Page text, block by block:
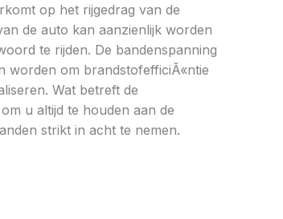
op het rijgedrag van de
de auto kan aanzienlijk worden
te rijden. De bandenspanning
worden om brandstofefficiÃ«ntie
Wat betreft de
u altijd te houden aan de
strikt in acht te nemen.